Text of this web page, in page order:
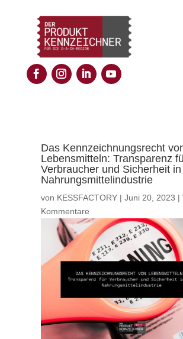
Das Kennzeichnungsrecht
Lebensmitteln: Transparenz
Verbraucher und Sicherheit
Nahrungsmittelindustrie
von KESSFACTORY| Juni 20, 2023 |
Kommentare